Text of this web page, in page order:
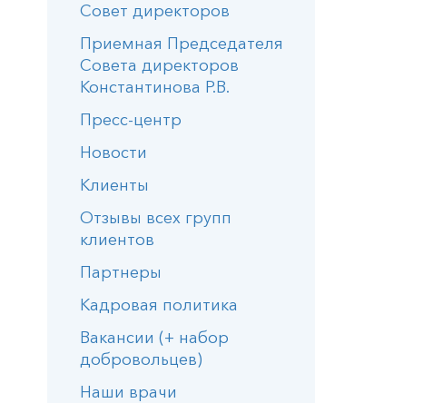
Совет директоров
Приемная Председателя
Совета директоров
Константинова Р.В.
Пресс-центр
Новости
Клиенты
Отзывы всех групп
клиентов
Партнеры
Кадровая политика
Вакансии (+ набор
добровольцев)
Наши врачи